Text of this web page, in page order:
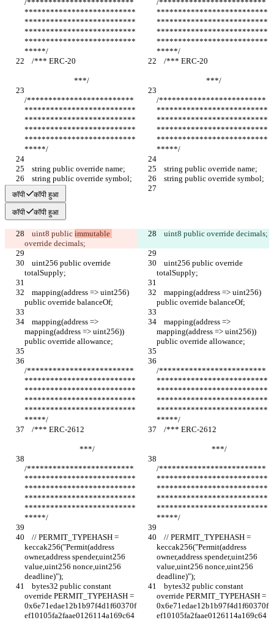
/*************************
**************************
**************************
**************************
**************************
*****/
/*************************
**************************
**************************
**************************
**************************
*****/
                           ***/
                           ***/
/*************************
**************************
**************************
**************************
**************************
*****/
/*************************
**************************
**************************
**************************
**************************
*****/
    string public override name;
    string public override name;
    string public override symbol;
    string public override symbol;
कॉपी कॉपी हुआ
कॉपी कॉपी हुआ
    uint8 public
immutable
override decimals;
    uint8 public
override decimals;
totalSupply;
totalSupply;
public override balanceOf;
public override balanceOf;
mapping(address => uint256))
public override allowance;
mapping(address => uint256))
public override allowance;
/*************************
**************************
**************************
**************************
**************************
*****/
/*************************
**************************
**************************
**************************
**************************
*****/
                              ***/
                              ***/
/*************************
**************************
**************************
**************************
**************************
*****/
/*************************
**************************
**************************
**************************
**************************
*****/
keccak256("Permit(address
owner,address spender,uint256
value,uint256 nonce,uint256
deadline)");
keccak256("Permit(address
owner,address spender,uint256
value,uint256 nonce,uint256
deadline)");
override PERMIT_TYPEHASH =
0x6e71edae12b1b97f4d1f60370f
ef10105fa2faae0126114a169c64
override PERMIT_TYPEHASH =
0x6e71edae12b1b97f4d1f60370f
ef10105fa2faae0126114a169c64